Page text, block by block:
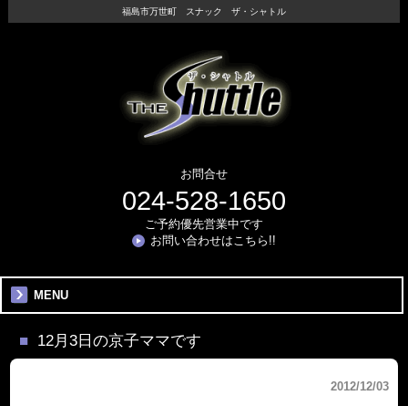
福島市万世町 スナック ザ・シャトル
お問合せ
024-528-1650
ご予約優先営業中です
お問い合わせはこちら!!
MENU
12月3日の京子ママです
2012/12/03